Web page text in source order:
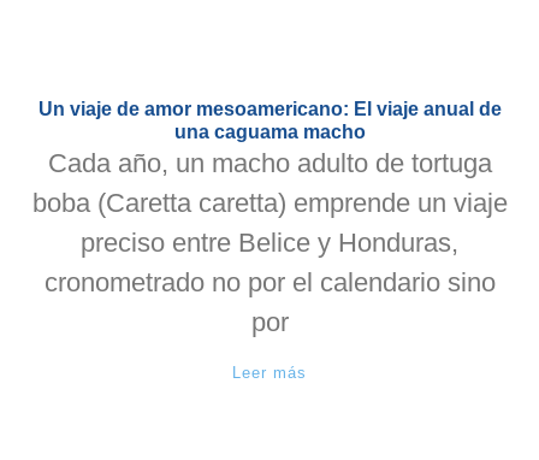
Un viaje de amor mesoamericano: El viaje anual de
una caguama macho
Cada año, un macho adulto de tortuga
boba (Caretta caretta) emprende un viaje
preciso entre Belice y Honduras,
cronometrado no por el calendario sino
por
Leer más